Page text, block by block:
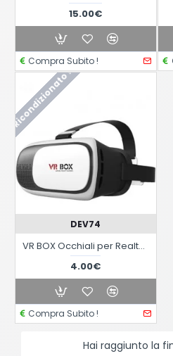
15.00€
Compra Subito !
Ricondizionato !
DEV74
VR BOX Occhiali per Realtà Virtuale 3D Virtual
4.00€
Compra Subito !
Hai raggiunto la